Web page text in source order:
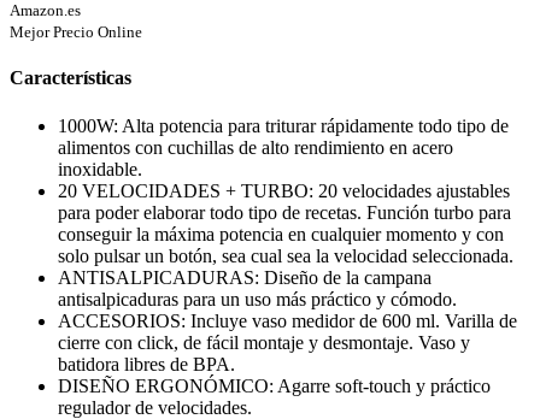
Amazon.es
Mejor Precio Online
Características
1000W: Alta potencia para triturar rápidamente todo tipo de
alimentos con cuchillas de alto rendimiento en acero
inoxidable.
20 VELOCIDADES + TURBO: 20 velocidades ajustables
para poder elaborar todo tipo de recetas. Función turbo para
conseguir la máxima potencia en cualquier momento y con
solo pulsar un botón, sea cual sea la velocidad seleccionada.
ANTISALPICADURAS: Diseño de la campana
antisalpicaduras para un uso más práctico y cómodo.
ACCESORIOS: Incluye vaso medidor de 600 ml. Varilla de
cierre con click, de fácil montaje y desmontaje. Vaso y
batidora libres de BPA.
DISEÑO ERGONÓMICO: Agarre soft-touch y práctico
regulador de velocidades.